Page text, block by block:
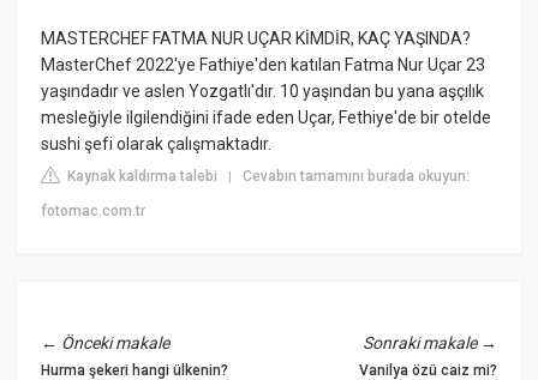
MASTERCHEF FATMA NUR UÇAR KİMDİR, KAÇ YAŞINDA?
MasterChef 2022'ye Fathiye'den katılan Fatma Nur Uçar 23
yaşındadır ve aslen Yozgatlı'dır. 10 yaşından bu yana aşçılık
mesleğiyle ilgilendiğini ifade eden Uçar, Fethiye'de bir otelde
sushi şefi olarak çalışmaktadır.
Kaynak kaldırma talebi |Cevabın tamamını burada okuyun:
fotomac.com.tr
← Önceki makale
Hurma şekeri hangi ülkenin?
Sonraki makale→
Vanilya özü caiz mi?